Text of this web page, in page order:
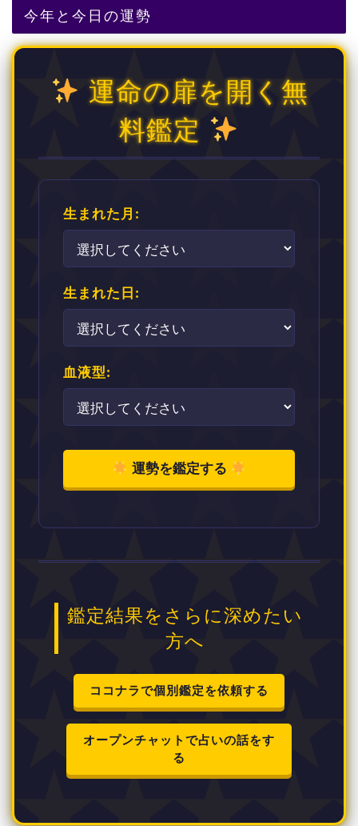
今年と今日の運勢
運命の扉を開く無
料鑑定
生まれた月:
生まれた日:
血液型:
運勢を鑑定する
鑑定結果をさらに深めたい
方へ
ココナラで個別鑑定を依頼する
オープンチャットで占いの話をす
る